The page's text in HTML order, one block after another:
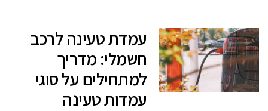
עמדת טעינה לרכב
חשמלי: מדריך
למתחילים על סוגי
עמדות טעינה